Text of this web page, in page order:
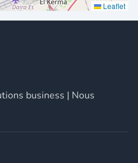
Leaflet
business | Nous